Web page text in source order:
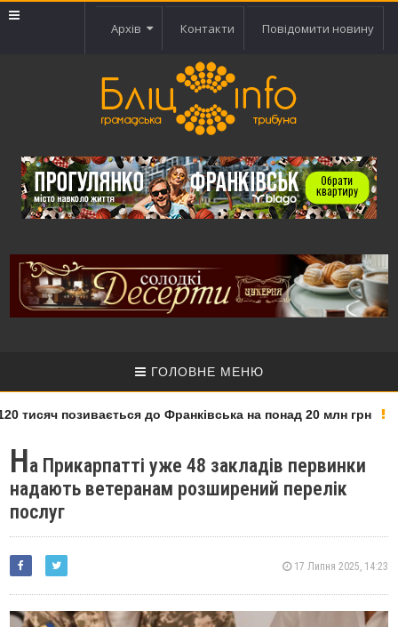
Архів Контакти Повідомити новину
ГОЛОВНЕ МЕНЮ
тисяч позивається до Франківська на понад 20 млн грн
На Прикарпатті уже 48 закладів первинки
надають ветеранам розширений перелік
послуг
17 Липня 2025, 14:23